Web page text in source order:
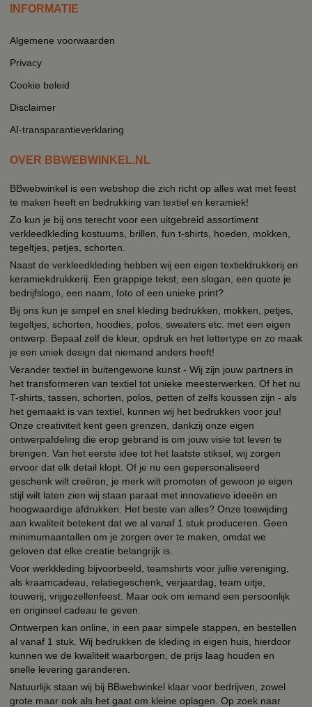
INFORMATIE
Algemene voorwaarden
Privacy
Cookie beleid
Disclaimer
AI-transparantieverklaring
OVER BBWEBWINKEL.NL
BBwebwinkel is een webshop die zich richt op alles wat met feest
te maken heeft en bedrukking van textiel en keramiek!
Zo kun je bij ons terecht voor een uitgebreid assortiment
verkleedkleding kostuums, brillen, fun t-shirts, hoeden, mokken,
tegeltjes, petjes, schorten.
Naast de verkleedkleding hebben wij een eigen textieldrukkerij en
keramiekdrukkerij. Een grappige tekst, een slogan, een quote je
bedrijfslogo, een naam, foto of een unieke print?
Bij ons kun je simpel en snel kleding bedrukken, mokken, petjes,
tegeltjes, schorten, hoodies, polos, sweaters etc. met een eigen
ontwerp. Bepaal zelf de kleur, opdruk en het lettertype en zo maak
je een uniek design dat niemand anders heeft!
Verander textiel in buitengewone kunst - Wij zijn jouw partners in
het transformeren van textiel tot unieke meesterwerken. Of het nu
T-shirts, tassen, schorten, polos, petten of zelfs koussen zijn - als
het gemaakt is van textiel, kunnen wij het bedrukken voor jou!
Onze creativiteit kent geen grenzen, dankzij onze eigen
ontwerpafdeling die erop gebrand is om jouw visie tot leven te
brengen. Van het eerste idee tot het laatste stiksel, wij zorgen
ervoor dat elk detail klopt. Of je nu een gepersonaliseerd
geschenk wilt creëren, je merk wilt promoten of gewoon je eigen
stijl wilt laten zien wij staan paraat met innovatieve ideeën en
hoogwaardige afdrukken. Het beste van alles? Onze toewijding
aan kwaliteit betekent dat we al vanaf 1 stuk produceren. Geen
minimumaantallen om je zorgen over te maken, omdat we
geloven dat elke creatie belangrijk is.
Voor werkkleding bijvoorbeeld, teamshirts voor jullie vereniging,
als kraamcadeau, relatiegeschenk, verjaardag, team uitje,
touwerij, vrijgezellenfeest. Maar ook om iemand een persoonlijk
en origineel cadeau te geven.
Ontwerpen kan online, in een paar simpele stappen, en bestellen
al vanaf 1 stuk. Wij bedrukken de kleding in eigen huis, hierdoor
kunnen we de kwaliteit waarborgen, de prijs laag houden en
snelle levering garanderen.
Natuurlijk staan wij bij BBwebwinkel klaar voor bedrijven, zowel
grote maar ook als het gaat om kleine oplagen. Op zoek naar